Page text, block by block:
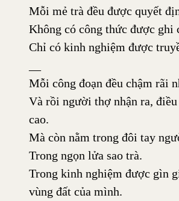
Mỗi mẻ trà đều được quyết
Không có công thức được ghi
Chỉ có kinh nghiệm được
Mỗi công đoạn đều chậm rãi
Và rồi người thợ nhận ra,
cao.
Mà còn nằm trong đôi tay
Trong ngọn lửa sao trà.
Trong kinh nghiệm được gìn
vùng đất của mình.